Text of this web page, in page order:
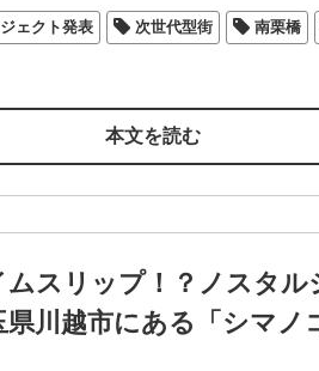
ェクト発表 次世代型街 南栗橋
本文を読む
ムスリップ！？ノスタル
川越市にある「シマノ